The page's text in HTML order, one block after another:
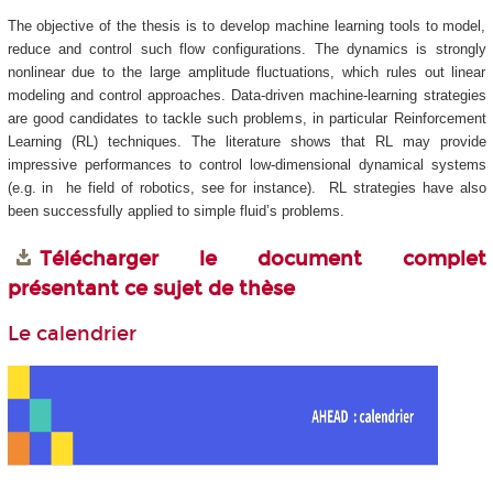
The objective of the thesis is to develop machine learning tools to model,
reduce and control such flow configurations. The dynamics is strongly
nonlinear due to the large amplitude fluctuations, which rules out linear
modeling and control approaches. Data-driven machine-learning strategies
are good candidates to tackle such problems, in particular Reinforcement
Learning (RL) techniques. The literature shows that RL may provide
impressive performances to control low-dimensional dynamical systems
(e.g. in he field of robotics, see for instance). RL strategies have also
been successfully applied to simple fluid’s problems.
Télécharger le document complet
présentant ce sujet de thèse
Le calendrier